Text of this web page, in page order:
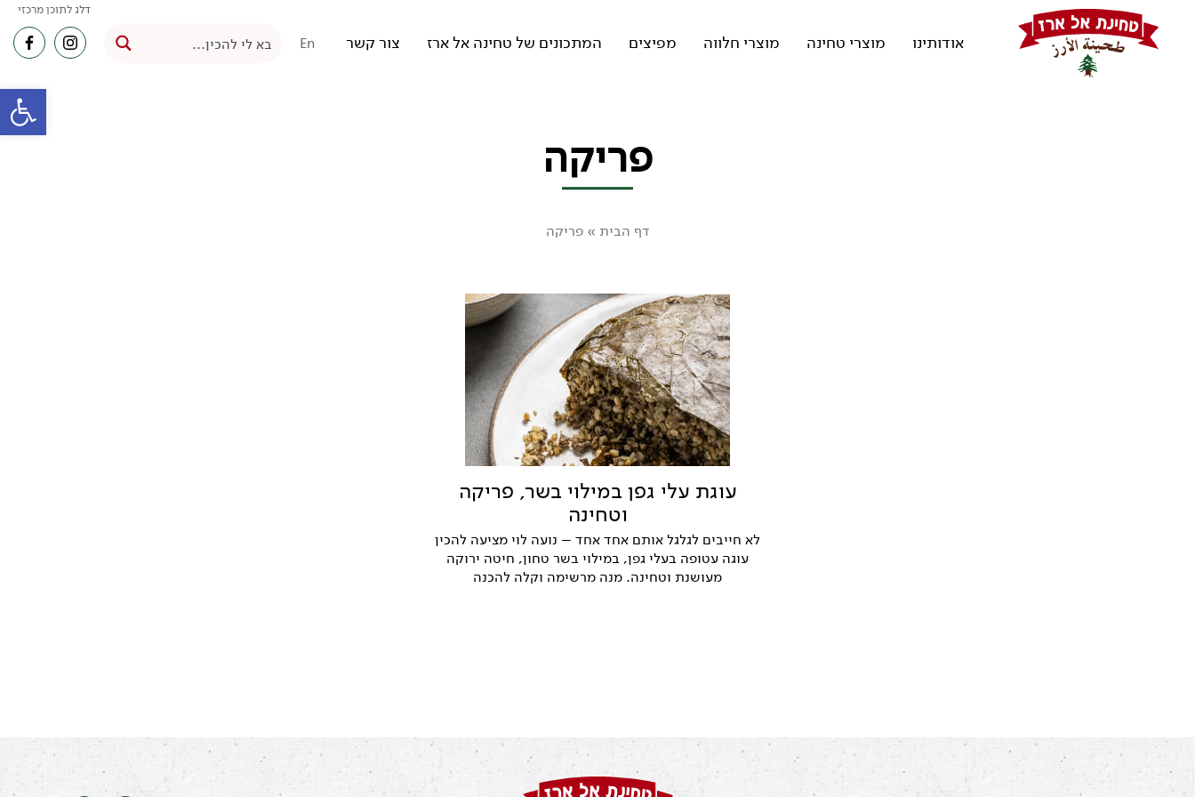
דלג לתוכן מרכזי
אודותינו מוצרי טחינה מוצרי חלווה מפיצים המתכונים של טחינה אל ארז צור קשר En
פריקה
דף הבית »פריקה
עוגת עלי גפן במילוי בשר, פריקה
וטחינה
לא חייבים לגלגל אותם אחד אחד – נועה לוי מציעה להכין
עוגה עטופה בעלי גפן, במילוי בשר טחון, חיטה ירוקה
מעושנת וטחינה. מנה מרשימה וקלה להכנה
פתח